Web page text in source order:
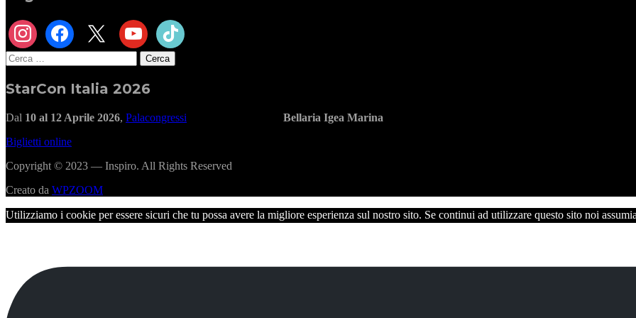
instagramfacebook youtube tiktok
Ricerca
per:
StarCon Italia 2026
Dal 10 al 12 Aprile 2026, Palacongressi
Bellaria Igea Marina
Biglietti online
Copyright © 2023 — Inspiro. All Rights Reserved
Creato da WPZOOM
Utilizziamo i cookie per essere sicuri che tu possa avere la migliore esperienza sul nostro sito. Se continui ad utilizzare questo sito noi